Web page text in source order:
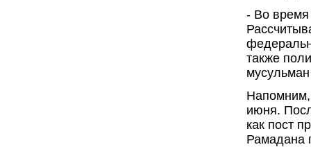
- Во время
также
июня.
как пост
Рамадана